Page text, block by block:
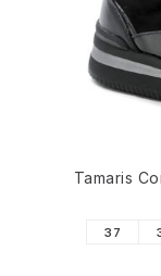
Tamaris
37